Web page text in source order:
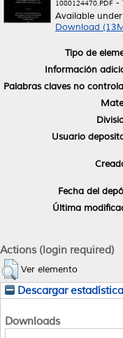
1080124470.PDF -
Available
Download
Tipo de
Información
Palabras claves no
Usuario
Fecha del
Última
Actions (login required)
Ver elemento
Descargar
Downloads